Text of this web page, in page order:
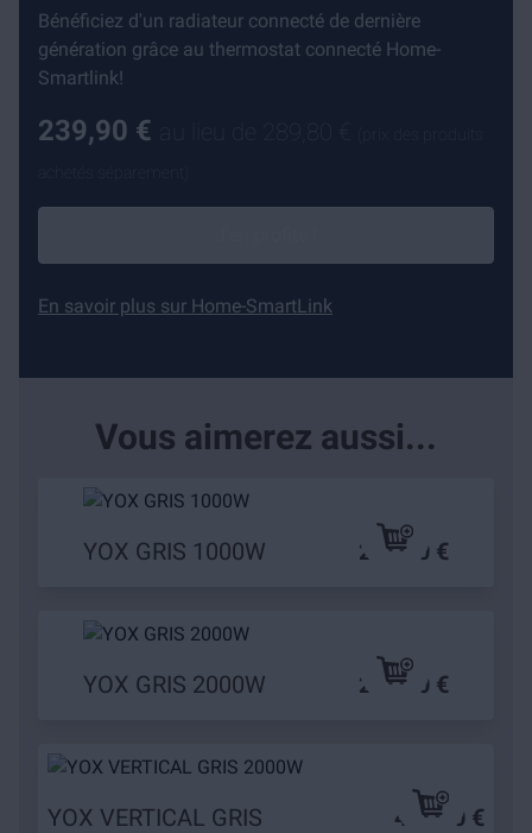
Bénéficiez d'un radiateur connecté de dernière
génération grâce au thermostat connecté Home-
Smartlink!
239,90 €
En savoir plus sur Home-SmartLink
Vous aimerez aussi...
YOX GRIS 1000W 219,90 €
YOX GRIS 2000W 279,90 €
YOX VERTICAL GRIS
489,90 €